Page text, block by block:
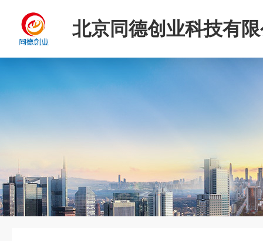
北京同德创业科技有